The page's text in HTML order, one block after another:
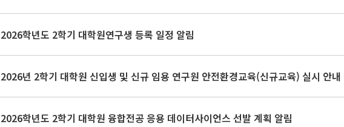
2026학년도 2학기 대학원연구생 등록 일정 알림
2026년 2학기 대학원 신입생 및 신규 임용 연구원 안전환경교육(신규교육) 실시 안내
2026학년도 2학기 대학원 융합전공 응용 데이터사이언스 선발 계획 알림